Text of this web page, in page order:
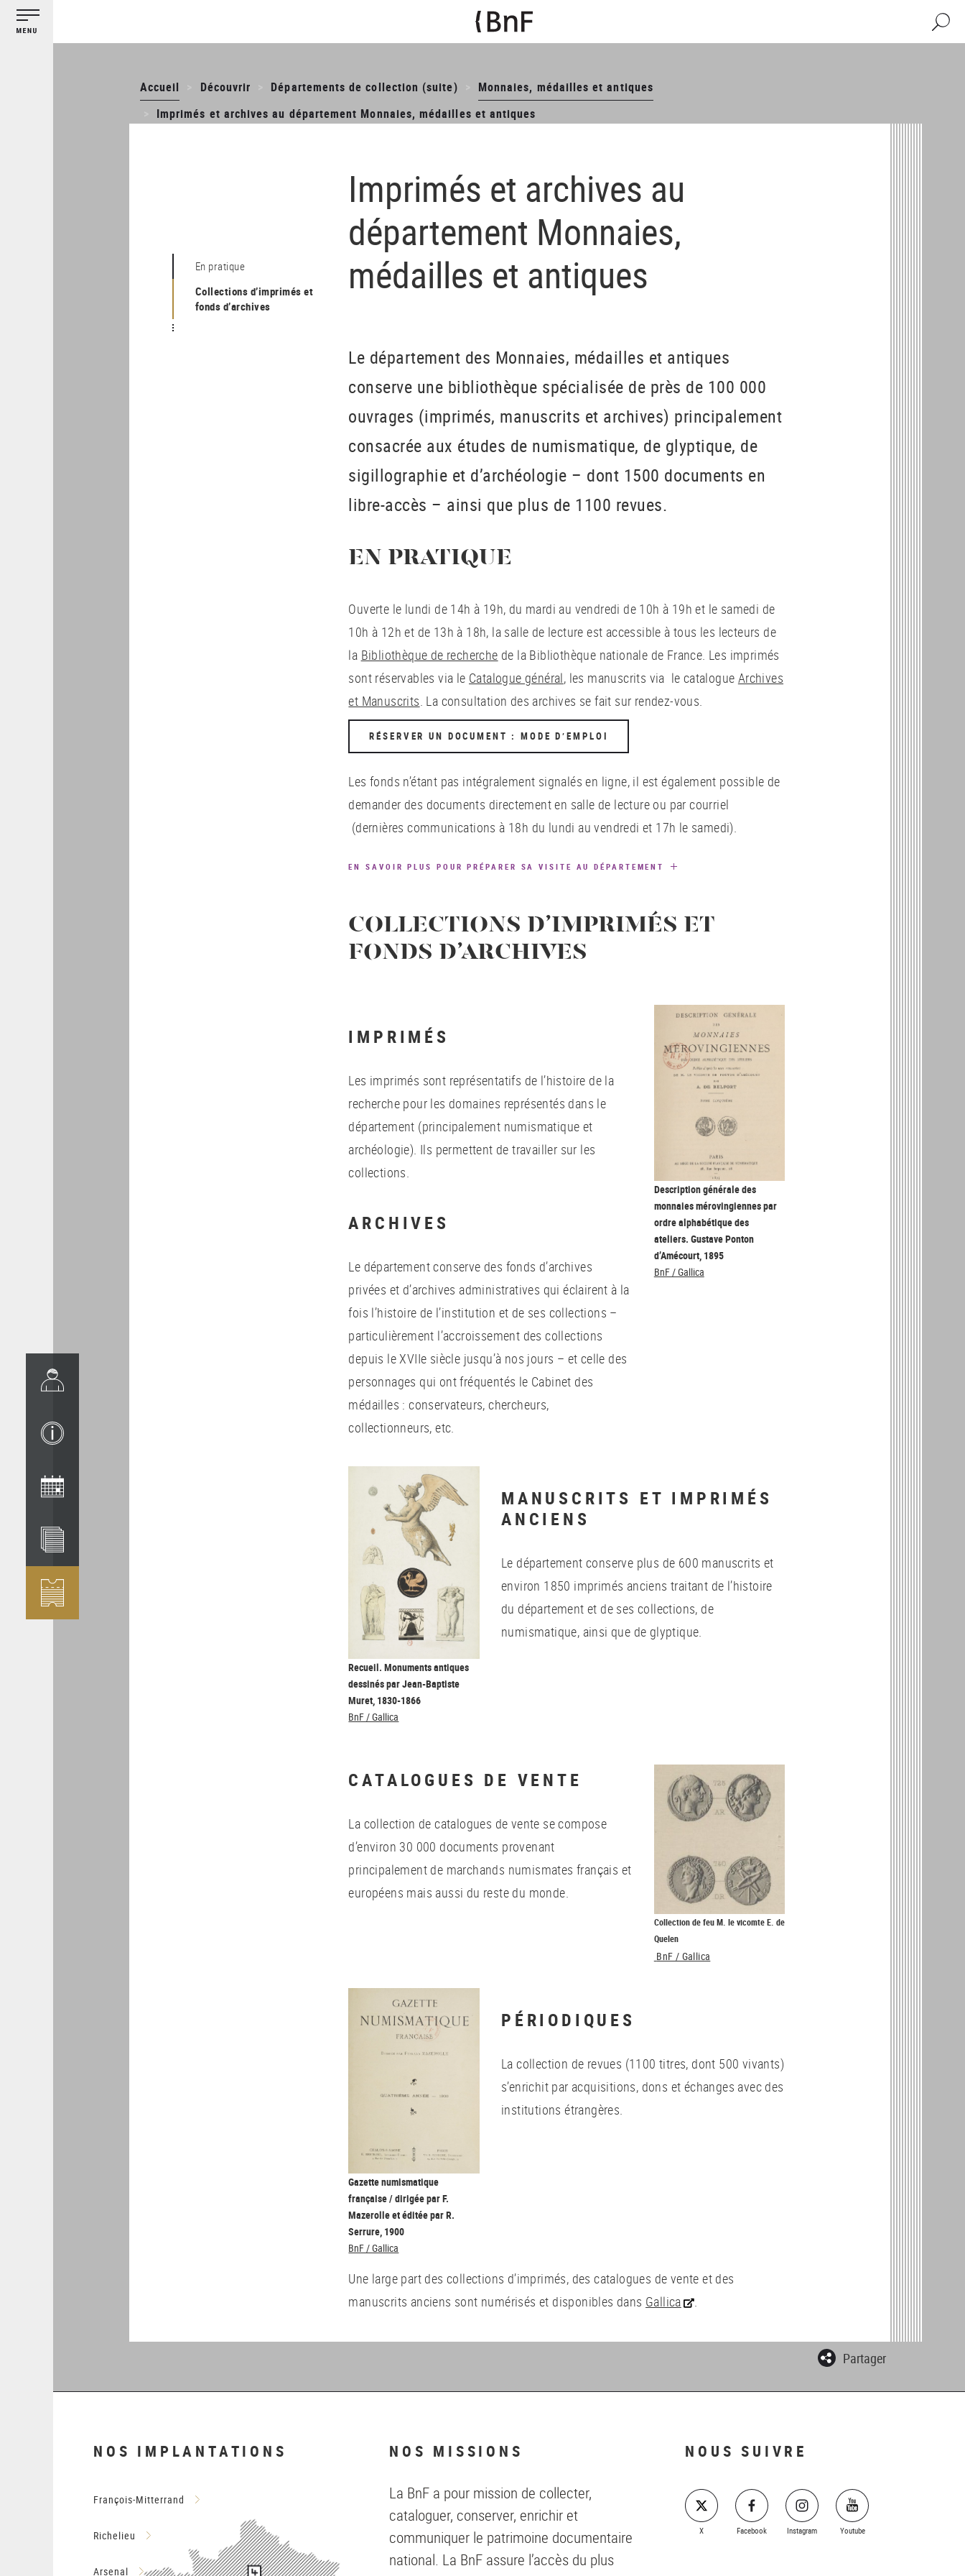
contenu
Accueil Découvrir Départements de collection (suite)
Monnaies, médailles et antiques
Imprimés et archives au département Monnaies, médailles et antiques
En pratique
Collections d’imprimés et
fonds d’archives
Imprimés et archives au
département Monnaies,
médailles et antiques
Le département des Monnaies, médailles et antiques
conserve une bibliothèque spécialisée de près de 100 000
ouvrages (imprimés, manuscrits et archives) principalement
consacrée aux études de numismatique, de glyptique, de
sigillographie et d’archéologie – dont 1500 documents en
libre-accès – ainsi que plus de 1100 revues.
EN PRATIQUE
Ouverte le lundi de 14h à 19h, du mardi au vendredi de 10h à 19h et le samedi de
10h à 12h et de 13h à 18h, la salle de lecture est accessible à tous les lecteurs de
la Bibliothèque de recherche de la Bibliothèque nationale de France. Les imprimés
sont réservables via le Catalogue général, les manuscrits via le catalogue Archives
et Manuscrits. La consultation des archives se fait sur rendez-vous.
RÉSERVER UN DOCUMENT : MODE D’EMPLOI
Les fonds n’étant pas intégralement signalés en ligne, il est également possible de
demander des documents directement en salle de lecture ou par courriel
(dernières communications à 18h du lundi au vendredi et 17h le samedi).
EN SAVOIR PLUS POUR PRÉPARER SA VISITE AU DÉPARTEMENT
COLLECTIONS D’IMPRIMÉS ET
FONDS D’ARCHIVES
IMPRIMÉS
Les imprimés sont représentatifs de l’histoire de la
recherche pour les domaines représentés dans le
département (principalement numismatique et
archéologie). Ils permettent de travailler sur les
collections.
ARCHIVES
Le département conserve des fonds d’archives
privées et d’archives administratives qui éclairent à la
fois l’histoire de l’institution et de ses collections –
particulièrement l’accroissement des collections
depuis le XVIIe siècle jusqu’à nos jours – et celle des
personnages qui ont fréquentés le Cabinet des
médailles : conservateurs, chercheurs,
collectionneurs, etc.
Description générale des
monnaies mérovingiennes par
ordre alphabétique des
ateliers. Gustave Ponton
d’Amécourt, 1895
BnF / Gallica
Recueil. Monuments antiques
dessinés par Jean-Baptiste
Muret, 1830-1866
BnF / Gallica
MANUSCRITS ET IMPRIMÉS
ANCIENS
Le département conserve plus de 600 manuscrits et
environ 1850 imprimés anciens traitant de l’histoire
du département et de ses collections, de
numismatique, ainsi que de glyptique.
CATALOGUES DE VENTE
La collection de catalogues de vente se compose
d’environ 30 000 documents provenant
principalement de marchands numismates français et
européens mais aussi du reste du monde.
Collection de feu M. le vicomte E. de
Quelen
BnF / Gallica
Gazette numismatique
française / dirigée par F.
Mazerolle et éditée par R.
Serrure, 1900
BnF / Gallica
PÉRIODIQUES
La collection de revues (1100 titres, dont 500 vivants)
s’enrichit par acquisitions, dons et échanges avec des
institutions étrangères.
Une large part des collections d’imprimés, des catalogues de vente et des
manuscrits anciens sont numérisés et disponibles dans Gallica .
Partager
NOS IMPLANTATIONS
François-Mitterrand
Richelieu
Arsenal
NOS MISSIONS
La BnF a pour mission de collecter,
cataloguer, conserver, enrichir et
communiquer le patrimoine documentaire
national. La BnF assure l’accès du plus
NOUS SUIVRE
X Facebook Instagram Youtube
Gestion des cookies